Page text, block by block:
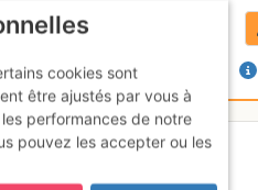
cookies sont
être ajustés par vous à
performances de notre
pouvez les accepter ou les